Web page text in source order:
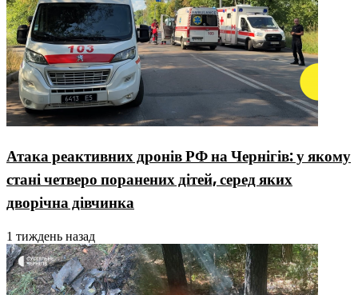
Атака реактивних дронів РФ на Чернігів: у якому
стані четверо поранених дітей, серед яких
дворічна дівчинка
1 тиждень назад